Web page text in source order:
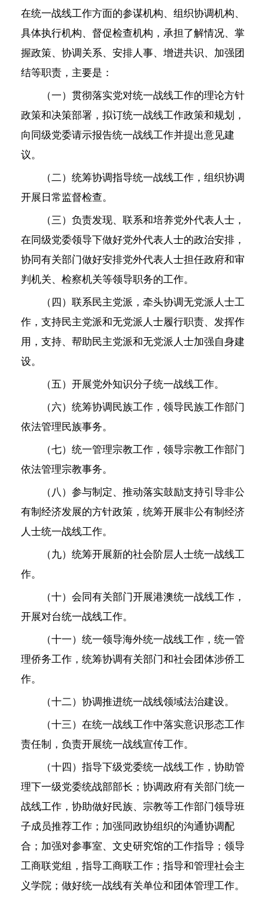
在统一战线工作方面的参谋机构、组织协调机构、
具体执行机构、督促检查机构，承担了解情况、掌
握政策、协调关系、安排人事、增进共识、加强团
结等职责，主要是：
（一）贯彻落实党对统一战线工作的理论方针
政策和决策部署，拟订统一战线工作政策和规划，
向同级党委请示报告统一战线工作并提出意见建
议。
（二）统筹协调指导统一战线工作，组织协调
开展日常监督检查。
（三）负责发现、联系和培养党外代表人士，
在同级党委领导下做好党外代表人士的政治安排，
协同有关部门做好安排党外代表人士担任政府和审
判机关、检察机关等领导职务的工作。
（四）联系民主党派，牵头协调无党派人士工
作，支持民主党派和无党派人士履行职责、发挥作
用，支持、帮助民主党派和无党派人士加强自身建
设。
（五）开展党外知识分子统一战线工作。
（六）统筹协调民族工作，领导民族工作部门
依法管理民族事务。
（七）统一管理宗教工作，领导宗教工作部门
依法管理宗教事务。
（八）参与制定、推动落实鼓励支持引导非公
有制经济发展的方针政策，统筹开展非公有制经济
人士统一战线工作。
（九）统筹开展新的社会阶层人士统一战线工
作。
（十）会同有关部门开展港澳统一战线工作，
开展对台统一战线工作。
（十一）统一领导海外统一战线工作，统一管
理侨务工作，统筹协调有关部门和社会团体涉侨工
作。
（十二）协调推进统一战线领域法治建设。
（十三）在统一战线工作中落实意识形态工作
责任制，负责开展统一战线宣传工作。
（十四）指导下级党委统一战线工作，协助管
理下一级党委统战部部长；协调政府有关部门统一
战线工作，协助做好民族、宗教等工作部门领导班
子成员推荐工作；加强同政协组织的沟通协调配
合；加强对参事室、文史研究馆的工作指导；领导
工商联党组，指导工商联工作；指导和管理社会主
义学院；做好统一战线有关单位和团体管理工作。